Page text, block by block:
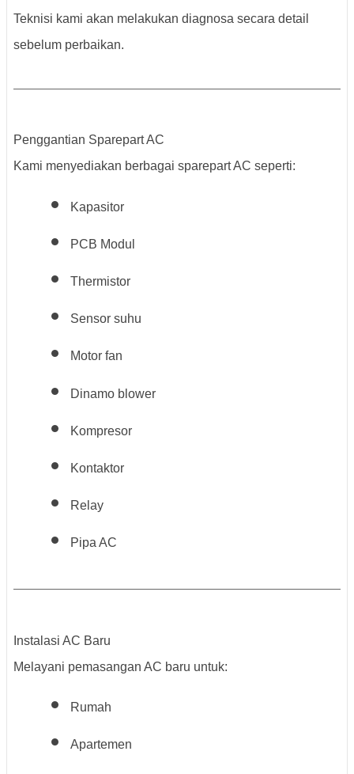
Teknisi kami akan melakukan diagnosa secara detail
sebelum perbaikan.
Penggantian Sparepart AC
Kami menyediakan berbagai sparepart AC seperti:
Kapasitor
PCB Modul
Thermistor
Sensor suhu
Motor fan
Dinamo blower
Kompresor
Kontaktor
Relay
Pipa AC
Instalasi AC Baru
Melayani pemasangan AC baru untuk:
Rumah
Apartemen